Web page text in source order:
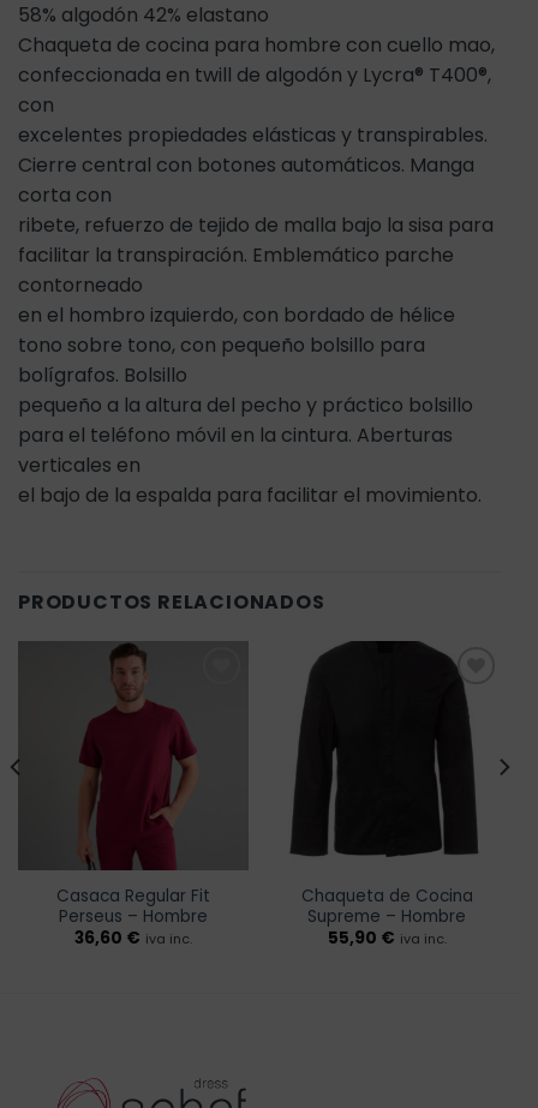
58% algodón 42% elastano
Chaqueta de cocina para hombre con cuello mao,
confeccionada en twill de algodón y Lycra® T400®,
con
excelentes propiedades elásticas y transpirables.
Cierre central con botones automáticos. Manga
corta con
ribete, refuerzo de tejido de malla bajo la sisa para
facilitar la transpiración. Emblemático parche
contorneado
en el hombro izquierdo, con bordado de hélice
tono sobre tono, con pequeño bolsillo para
bolígrafos. Bolsillo
pequeño a la altura del pecho y práctico bolsillo
para el teléfono móvil en la cintura. Aberturas
verticales en
el bajo de la espalda para facilitar el movimiento.
PRODUCTOS RELACIONADOS
lista de
deseos
Casaca Regular Fit
Perseus – Hombre
36,60 € iva inc.
Añadir
a la
lista de
deseos
Chaqueta de Cocina
Supreme – Hombre
55,90 € iva inc.